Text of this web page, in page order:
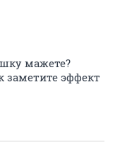
мажете?
заметите эффект